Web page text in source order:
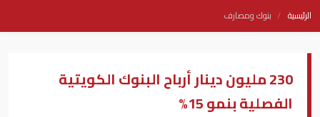
الرئيسية بنوك ومصارف
230 مليون دينار أرباح البنوك الكويتية
الفصلية بنمو 15%